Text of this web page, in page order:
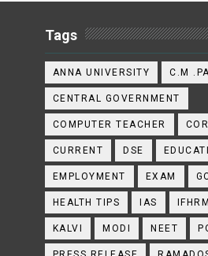
Tags
ANNA UNIVERSITY C.M
CENTRAL GOVERNMENT
COMPUTER TEACHER
CURRENT DSE
EMPLOYMENT EXAM
HEALTH TIPS IAS
KALVI MODI NEET